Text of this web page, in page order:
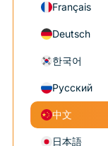
Français
Deutsch
한국어
Русский
中文
日本語